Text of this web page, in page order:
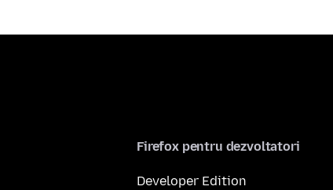
Firefox pentru dezvoltatori
Developer Edition